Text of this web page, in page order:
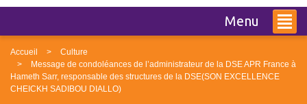
Menu
Accueil
Culture
Message de condoléances de l’administrateur de la DSE APR France à
Hameth Sarr, responsable des structures de la DSE(SON EXCELLENCE
CHEICKH SADIBOU DIALLO)